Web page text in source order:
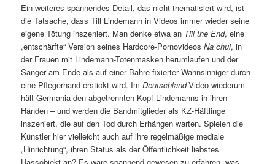
Ein weiteres spannendes Detail, das nicht thematisiert wird, ist
die Tatsache, dass Till Lindemann in Videos immer wieder seine
eigene Tötung inszeniert. Man denke etwa an Till the End, eine
„entschärfte“ Version seines Hardcore-PornovideosNa chui, in
der Frauen mit Lindemann-Totenmasken herumlaufen und der
Sänger am Ende als auf einer Bahre fixierter Wahnsinniger durch
eine Pflegerhand erstickt wird. ImDeutschland-Video wiederum
hält Germania den abgetrennten Kopf Lindemanns in ihren
Händen – und werden die Bandmitglieder als KZ-Häftlinge
inszeniert, die auf den Tod durch Erhängen warten. Spielen die
Künstler hier vielleicht auch auf ihre regelmäßige mediale
„Hinrichtung“, ihren Status als der Öffentlichkeit liebstes